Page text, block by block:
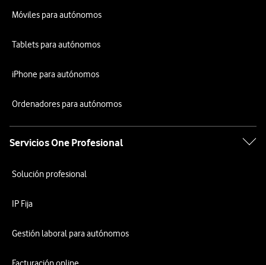
Móviles para autónomos
Tablets para autónomos
iPhone para autónomos
Ordenadores para autónomos
Servicios One Profesional
Solución profesional
IP Fija
Gestión laboral para autónomos